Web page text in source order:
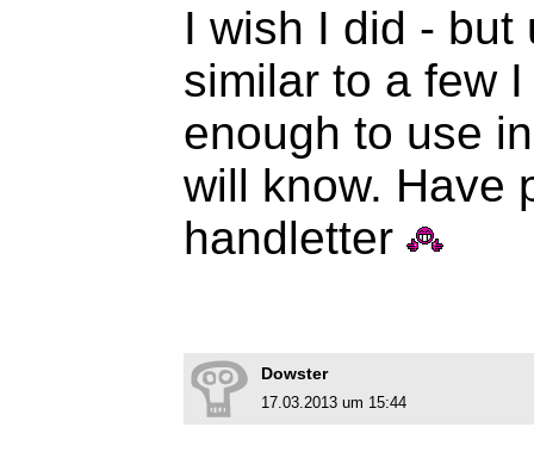
I wish I did - but
similar to a few
enough to use
will know. Have
handletter
Dowster
17.03.2013 um 15:44